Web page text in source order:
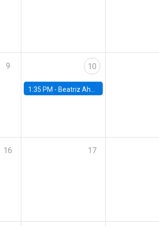
9 10
1:35 PM - Beatriz Ahumada, PhD candidate, Universidad de Pittsburgh
16 17